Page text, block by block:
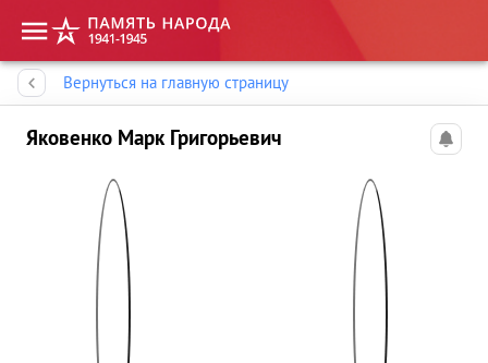
Вернуться на главную страницу
Яковенко Марк Григорьевич
Память народа